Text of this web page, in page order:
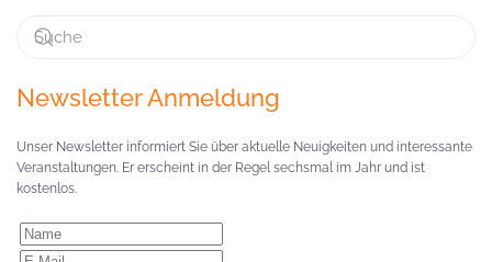
Newsletter Anmeldung
Unser Newsletter informiert Sie über aktuelle Neuigkeiten und interessante
Veranstaltungen. Er erscheint in der Regel sechsmal im Jahr und ist
kostenlos.